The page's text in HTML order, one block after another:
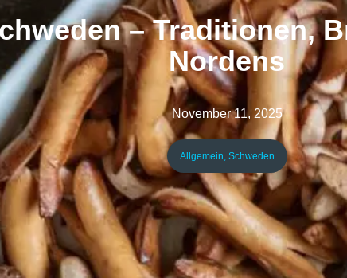
– Traditionen,
Nordens
November 11, 2025
Allgemein Schweden